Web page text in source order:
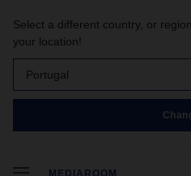
Select a different country, or
your location!
Portugal
MEDIAROOM